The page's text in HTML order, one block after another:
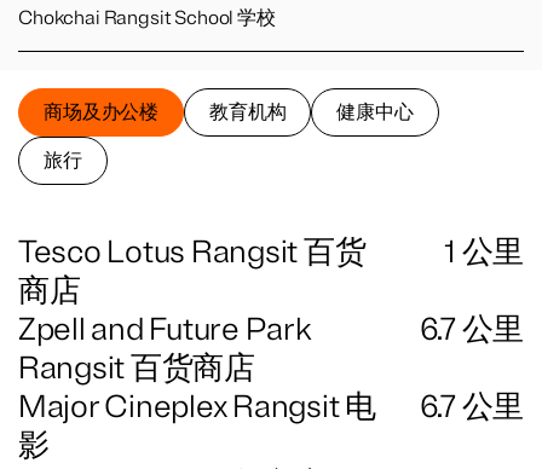
Chokchai Rangsit School 学校
商场及办公楼 教育机构
健康中心
旅行
Tesco Lotus Rangsit 百货
商店
1 公里
Zpell and Future Park
Rangsit 百货商店
6.7公里
Major Cineplex Rangsit 电
影
6.7公里